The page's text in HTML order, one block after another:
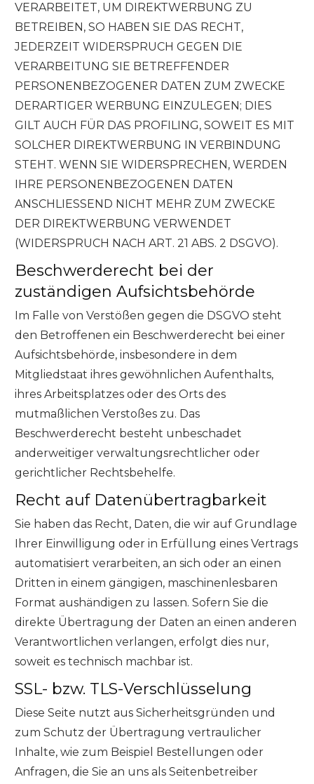
VERARBEITET, UM DIREKTWERBUNG ZU
BETREIBEN, SO HABEN SIE DAS RECHT,
JEDERZEIT WIDERSPRUCH GEGEN DIE
VERARBEITUNG SIE BETREFFENDER
PERSONENBEZOGENER DATEN ZUM ZWECKE
DERARTIGER WERBUNG EINZULEGEN; DIES
GILT AUCH FÜR DAS PROFILING, SOWEIT ES MIT
SOLCHER DIREKTWERBUNG IN VERBINDUNG
STEHT. WENN SIE WIDERSPRECHEN, WERDEN
IHRE PERSONENBEZOGENEN DATEN
ANSCHLIESSEND NICHT MEHR ZUM ZWECKE
DER DIREKTWERBUNG VERWENDET
(WIDERSPRUCH NACH ART. 21 ABS. 2 DSGVO).
Beschwerderecht bei der
zuständigen Aufsichtsbehörde
Im Falle von Verstößen gegen die DSGVO steht
den Betroffenen ein Beschwerderecht bei einer
Aufsichtsbehörde, insbesondere in dem
Mitgliedstaat ihres gewöhnlichen Aufenthalts,
ihres Arbeitsplatzes oder des Orts des
mutmaßlichen Verstoßes zu. Das
Beschwerderecht besteht unbeschadet
anderweitiger verwaltungsrechtlicher oder
gerichtlicher Rechtsbehelfe.
Recht auf Datenübertragbarkeit
Sie haben das Recht, Daten, die wir auf Grundlage
Ihrer Einwilligung oder in Erfüllung eines Vertrags
automatisiert verarbeiten, an sich oder an einen
Dritten in einem gängigen, maschinenlesbaren
Format aushändigen zu lassen. Sofern Sie die
direkte Übertragung der Daten an einen anderen
Verantwortlichen verlangen, erfolgt dies nur,
soweit es technisch machbar ist.
SSL- bzw. TLS-Verschlüsselung
Diese Seite nutzt aus Sicherheitsgründen und
zum Schutz der Übertragung vertraulicher
Inhalte, wie zum Beispiel Bestellungen oder
Anfragen, die Sie an uns als Seitenbetreiber